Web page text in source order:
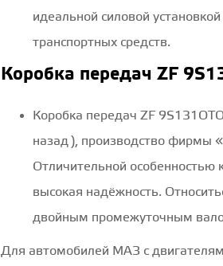
идеальной силовой
транспортных средств.
Коробка передач ZF
Коробка передач ZF
назад ), производство фирмы
Отличительной особенностью
высокая надёжность.
двойным промежуточным
Для автомобилей МАЗ с